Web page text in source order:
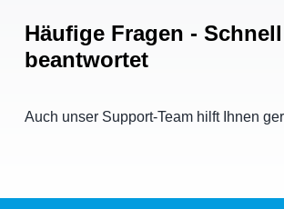
Häufige Fragen - Schnell
beantwortet
Auch unser Support-Team hilft Ihnen